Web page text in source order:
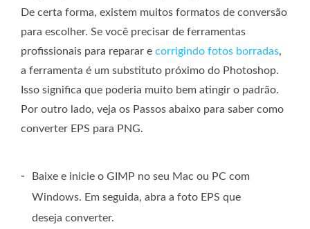
De certa forma, existem muitos formatos de conversão
para escolher. Se você precisar de ferramentas
profissionais para reparar e corrigindo fotos borradas,
a ferramenta é um substituto próximo do Photoshop.
Isso significa que poderia muito bem atingir o padrão.
Por outro lado, veja os Passos abaixo para saber como
converter EPS para PNG.
-
Baixe e inicie o GIMP no seu Mac ou PC com
Windows. Em seguida, abra a foto EPS que
deseja converter.